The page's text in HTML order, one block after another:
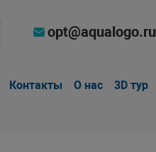
opt@aqualogo.ru
Контакты О нас 3D тур